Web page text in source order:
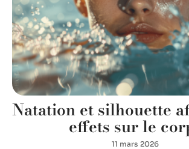
Natation et silhouette
effets sur le
11 mars 2026